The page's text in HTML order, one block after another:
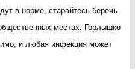
в норме, старайтесь беречь
местах. Горлышко
и любая инфекция может